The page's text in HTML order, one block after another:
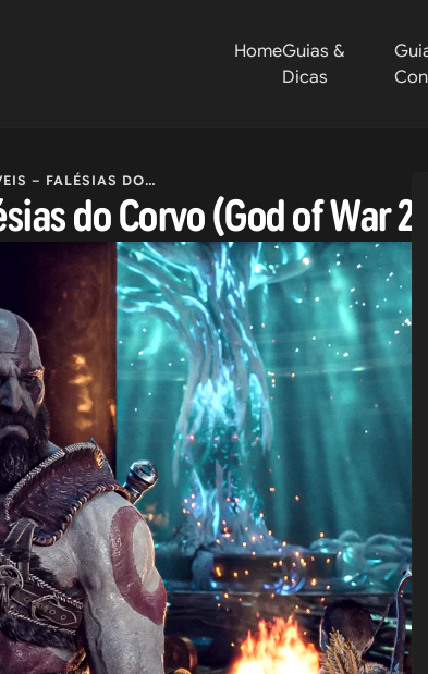
HomeGuias &
Dicas
CORVO (GOD OF WAR 2018)
do Corvo (God of War